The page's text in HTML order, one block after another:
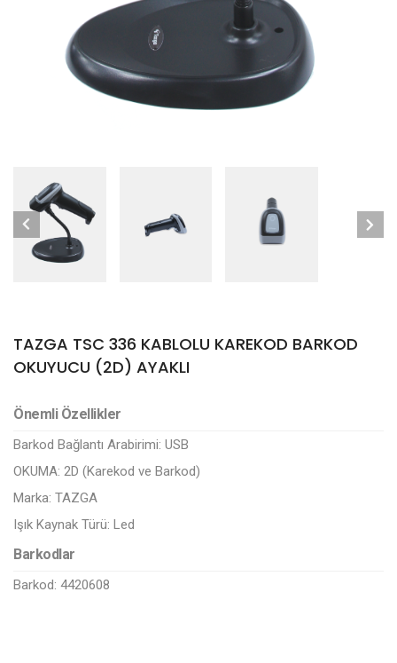
TAZGA TSC 336 KABLOLU KAREKOD BARKOD
OKUYUCU (2D) AYAKLI
Önemli Özellikler
Barkod Bağlantı Arabirimi: USB
OKUMA: 2D (Karekod ve Barkod)
Marka: TAZGA
Işık Kaynak Türü: Led
Barkodlar
Barkod: 4420608